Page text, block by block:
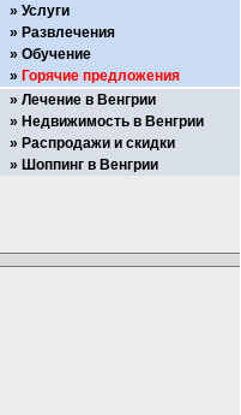
Услуги
Развлечения
Обучение
Горячие предложения
Лечение в Венгрии
Недвижимость в Венгрии
Распродажи и скидки
Шоппинг в Венгрии